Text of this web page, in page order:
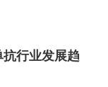
行业发展趋